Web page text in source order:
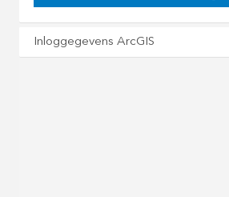
Inloggegevens ArcGIS